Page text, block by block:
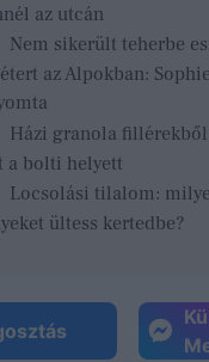
az utcán
Nem sikerült teherbe
az Alpokban:
Házi granola
a bolti helyett
Locsolási tilalom:
ültess kertedbe?